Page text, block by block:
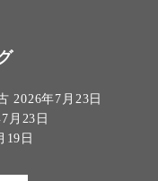
2026年7月23日
月23日
19日